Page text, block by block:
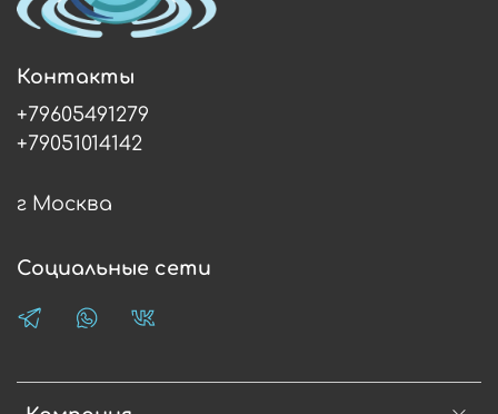
Контакты
+79605491279
+79051014142
г Москва
Социальные сети